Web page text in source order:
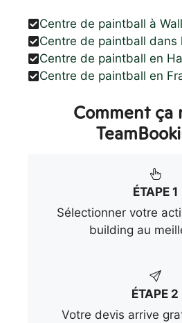
Centre de paintball à
Centre de paintball dans
Centre de paintball en
Centre de paintball en
Comment ça
ÉTAPE 1
Sélectionner votre
building au
ÉTAPE 2
Votre devis arrive